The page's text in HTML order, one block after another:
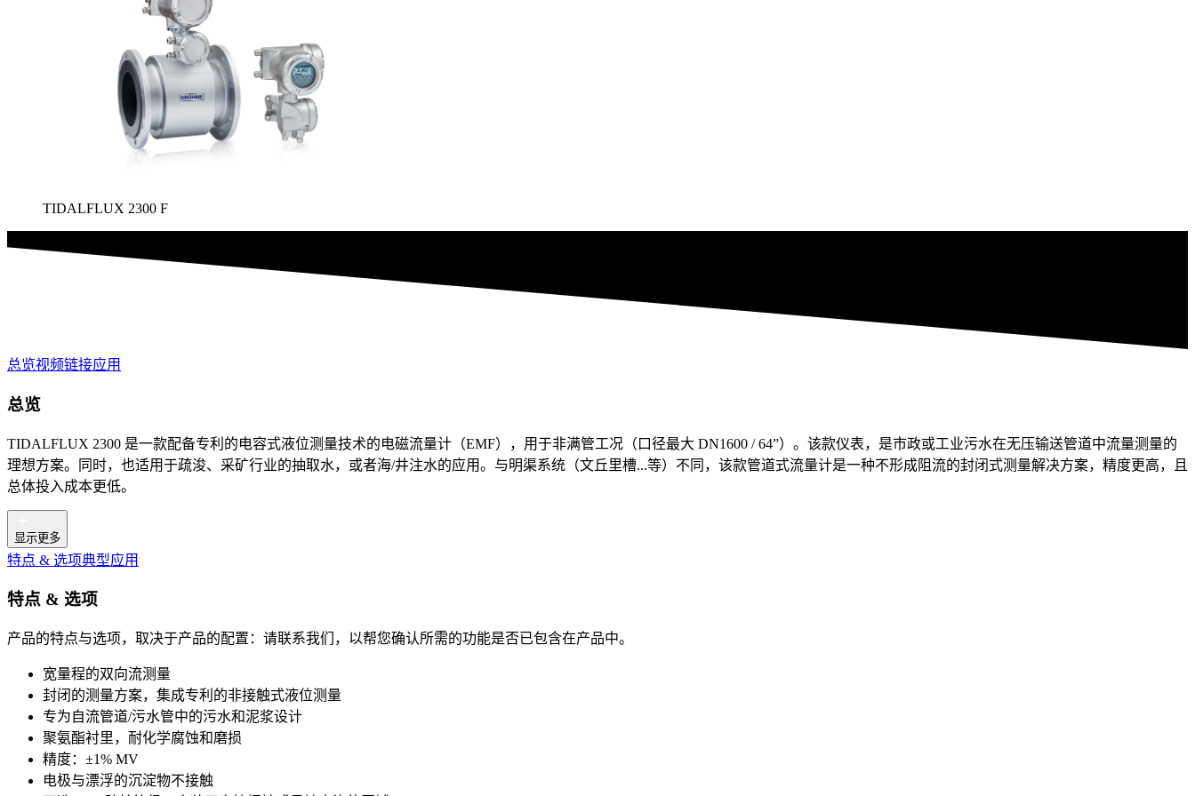
TIDALFLUX 2300 F
总览视频链接应用
总览
TIDALFLUX 2300 是一款配备专利的电容式液位测量技术的电磁流量计（EMF），用于非满管工况（口径最大 DN1600 / 64”）。该款仪表，是市政或工业污水在无压输送管道中流量测量的
理想方案。同时，也适用于疏浚、采矿行业的抽取水，或者海/井注水的应用。与明渠系统（文丘里槽...等）不同，该款管道式流量计是一种不形成阻流的封闭式测量解决方案，精度更高，且
总体投入成本更低。
显示更多
特点 & 选项典型应用
特点 & 选项
产品的特点与选项，取决于产品的配置：请联系我们，以帮您确认所需的功能是否已包含在产品中。
宽量程的双向流测量
封闭的测量方案，集成专利的非接触式液位测量
专为自流管道/污水管中的污水和泥浆设计
聚氨酯衬里，耐化学腐蚀和磨损
精度：±1% MV
电极与漂浮的沉淀物不接触